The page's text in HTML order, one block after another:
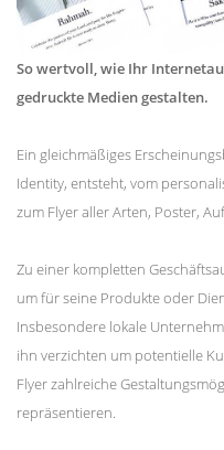
So wertvoll, wie Ihr
gedruckte Medien gestalten.
Ein gleichmäßiges
Identity, entsteht, vom
zum Flyer aller Arten, Poster,
Zu einer kompletten
um für seine Produkte oder
Insbesondere lokale
ihn verzichten um potentielle
Flyer zahlreiche
repräsentieren.